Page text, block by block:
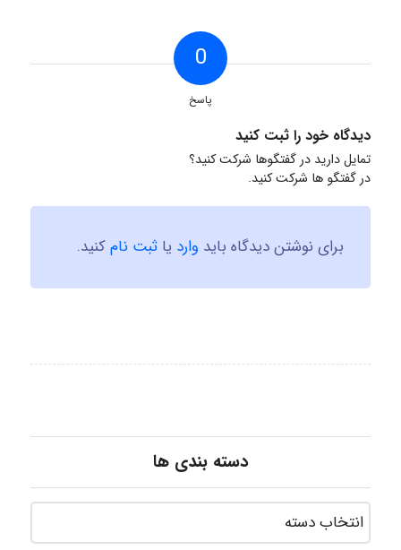
0
پاسخ
دیدگاه خود را ثبت کنید
تمایل دارید در گفتگوها شرکت کنید؟
در گفتگو ها شرکت کنید.
برای نوشتن دیدگاه باید وارد یا ثبت نامکنید.
دسته بندی ها